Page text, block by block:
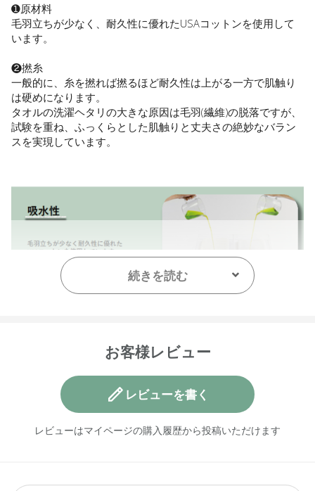
➊原材料
毛羽立ちが少なく、耐久性に優れたUSAコットンを使用して
います。
❷撚糸
一般的に、糸を撚れば撚るほど耐久性は上がる一方で肌触り
は硬めになります。
タオルの洗濯ヘタリの大きな原因は毛羽(繊維)の脱落ですが、
試験を重ね、ふっくらとした肌触りと丈夫さの絶妙なバラン
スを実現しています。
続きを読む
お客様レビュー
レビューを書く
レビューはマイページの購入履歴から投稿いただけます